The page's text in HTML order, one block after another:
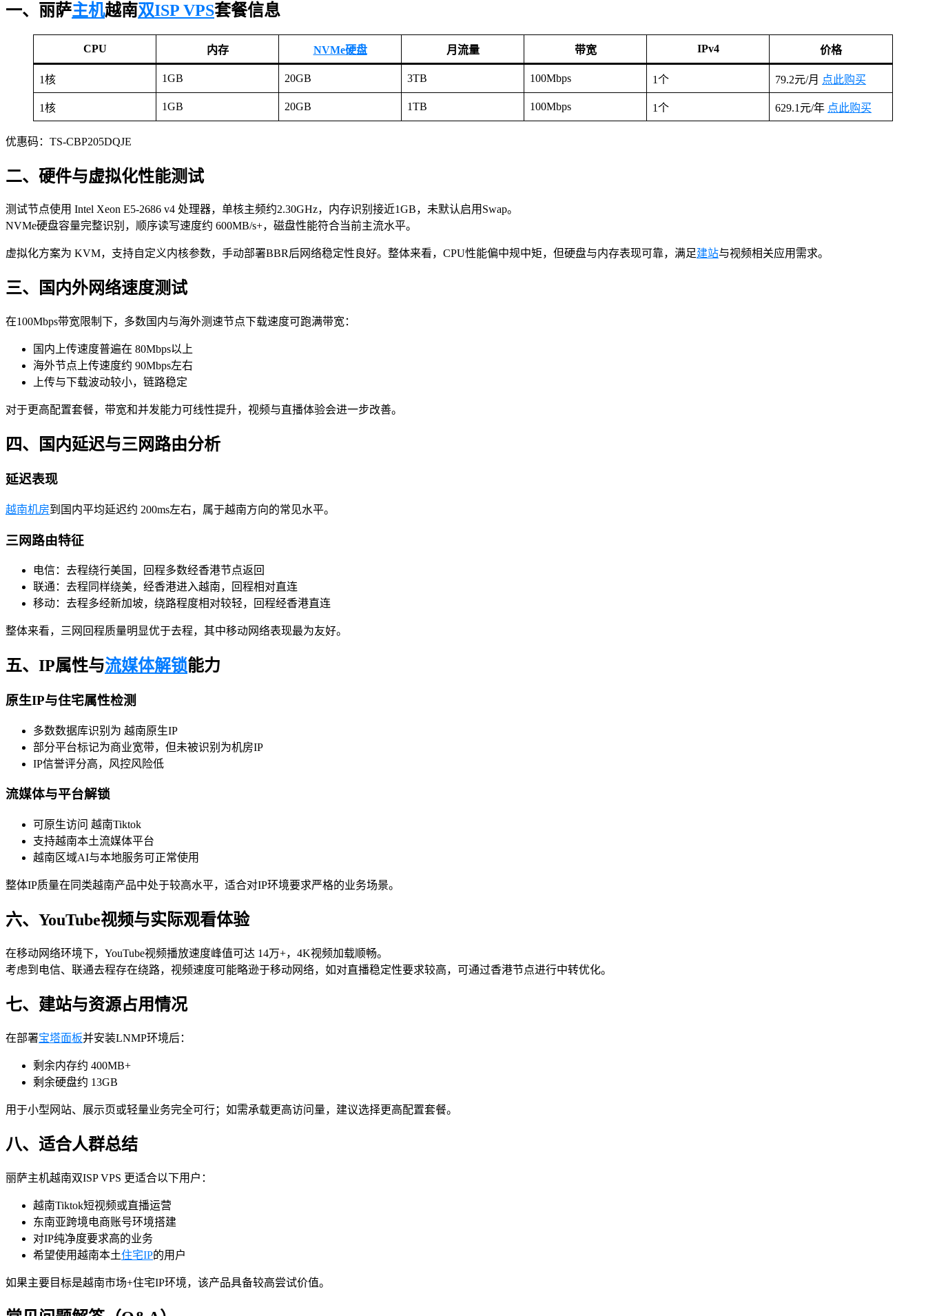
一、丽萨主机越南双ISP VPS套餐信息
CPU 内存 NVMe硬盘 月流量 带宽 IPv4 价格
1核 1GB 20GB 3TB 100Mbps 1个 79.2元/月 点此购买
1核 1GB 20GB 1TB 100Mbps 1个 629.1元/年 点此购买
优惠码：TS-CBP205DQJE
二、硬件与虚拟化性能测试
测试节点使用 Intel Xeon E5-2686 v4 处理器，单核主频约2.30GHz，内存识别接近1GB，未默认启用Swap。
NVMe硬盘容量完整识别，顺序读写速度约 600MB/s+，磁盘性能符合当前主流水平。
虚拟化方案为 KVM，支持自定义内核参数，手动部署BBR后网络稳定性良好。整体来看，CPU性能偏中规中矩，但硬盘与内存表现可靠，满足建站与视频相关应用需求。
三、国内外网络速度测试
在100Mbps带宽限制下，多数国内与海外测速节点下载速度可跑满带宽：
国内上传速度普遍在 80Mbps以上
海外节点上传速度约 90Mbps左右
上传与下载波动较小，链路稳定
对于更高配置套餐，带宽和并发能力可线性提升，视频与直播体验会进一步改善。
四、国内延迟与三网路由分析
延迟表现
越南机房到国内平均延迟约 200ms左右，属于越南方向的常见水平。
三网路由特征
电信：去程绕行美国，回程多数经香港节点返回
联通：去程同样绕美，经香港进入越南，回程相对直连
移动：去程多经新加坡，绕路程度相对较轻，回程经香港直连
整体来看，三网回程质量明显优于去程，其中移动网络表现最为友好。
五、IP属性与流媒体解锁能力
原生IP与住宅属性检测
多数数据库识别为 越南原生IP
部分平台标记为商业宽带，但未被识别为机房IP
IP信誉评分高，风控风险低
流媒体与平台解锁
可原生访问 越南Tiktok
支持越南本土流媒体平台
越南区域AI与本地服务可正常使用
整体IP质量在同类越南产品中处于较高水平，适合对IP环境要求严格的业务场景。
六、YouTube视频与实际观看体验
在移动网络环境下，YouTube视频播放速度峰值可达 14万+，4K视频加载顺畅。
考虑到电信、联通去程存在绕路，视频速度可能略逊于移动网络，如对直播稳定性要求较高，可通过香港节点进行中转优化。
七、建站与资源占用情况
在部署宝塔面板并安装LNMP环境后：
剩余内存约 400MB+
剩余硬盘约 13GB
用于小型网站、展示页或轻量业务完全可行；如需承载更高访问量，建议选择更高配置套餐。
八、适合人群总结
丽萨主机越南双ISP VPS 更适合以下用户：
越南Tiktok短视频或直播运营
东南亚跨境电商账号环境搭建
对IP纯净度要求高的业务
希望使用越南本土住宅IP的用户
如果主要目标是越南市场+住宅IP环境，该产品具备较高尝试价值。